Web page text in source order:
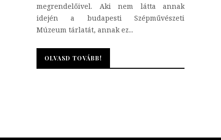
megrendelőivel. Aki nem látta annak
idején a budapesti Szépművészeti
Múzeum tárlatát, annak ez...
OLVASD TOVÁBB!
OLVASD TOVÁBB!